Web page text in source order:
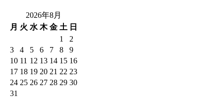
2026年8月
月 火 水 木 金 土 日
1
2
3
4 5 6 7 8
9
10 11 12 13 14 15 16
17 18 19 20 21 22 23
24 25 26 27 28 29 30
31